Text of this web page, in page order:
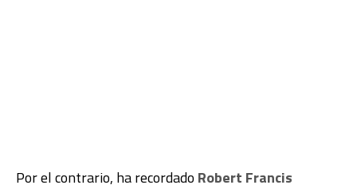
Por el contrario, ha recordado Robert Francis